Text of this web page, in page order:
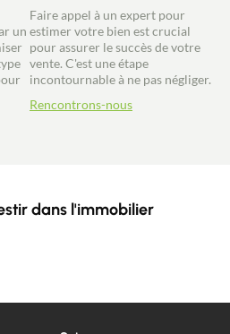
un
Faire appel à un expert pour
estimer votre bien est crucial
pour assurer le succès de votre
vente. C'est une étape
incontournable à ne pas négliger.
Rencontrons-nous
dans l'immobilier